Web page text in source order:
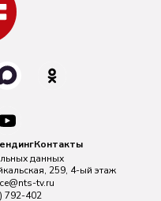
Контакты
данных
259, 4-ый этаж
tv.ru
792-402